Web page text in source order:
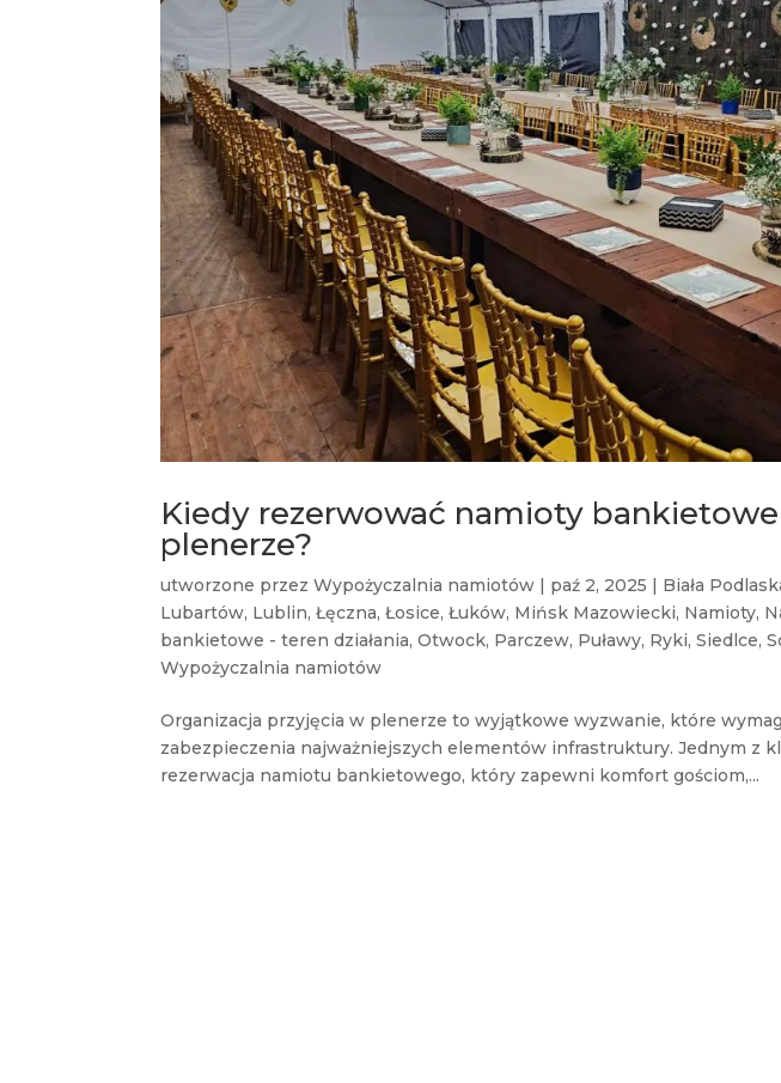
Kiedy rezerwować namioty
plenerze?
utworzone przezWypożyczalnia namiotów | paź 2, 2025 | Biała
Lubartów, Lublin,Łęczna,Łosice,Łuków, Mińsk Mazowiecki, Namioty,
bankietowe - teren działania,Otwock, Parczew, Puławy, Ryki,Siedlce,
Wypożyczalnia namiotów
Organizacja przyjęcia w plenerze to wyjątkowe wyzwanie, które
zabezpieczenia najważniejszych elementów infrastruktury. Jednym z
rezerwacja namiotu bankietowego, który zapewni komfort gościom,...